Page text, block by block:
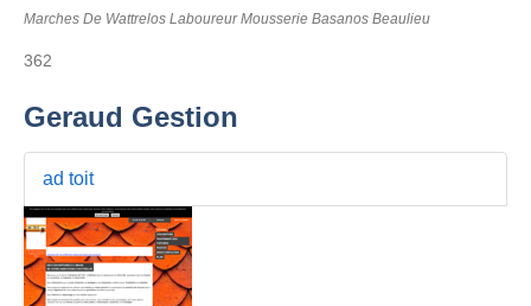
Marches De Wattrelos Laboureur Mousserie Basanos Beaulieu
362
Geraud Gestion
ad toit